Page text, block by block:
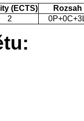
(ECTS)
Rozsah
2